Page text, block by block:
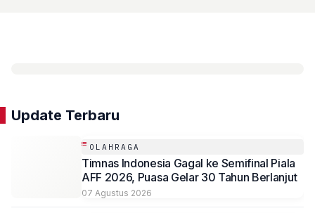
Update Terbaru
OLAHRAGA
Timnas Indonesia Gagal ke Semifinal Piala
AFF 2026, Puasa Gelar 30 Tahun Berlanjut
07 Agustus 2026